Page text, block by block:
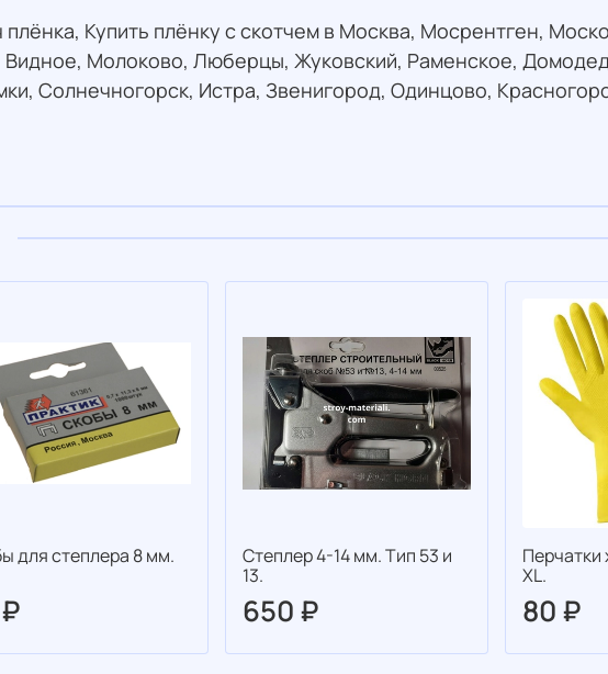
плёнка, Купить плёнку с скотчем в Москва, Мосрентген,
Молоково, Люберцы, Жуковский, Раменское,
Солнечногорск, Истра, Звенигород, Одинцово,
для степлера 8 мм.
Степлер 4-14 мм. Тип 53 и
13.
650 ₽
Перчатки
XL.
80 ₽